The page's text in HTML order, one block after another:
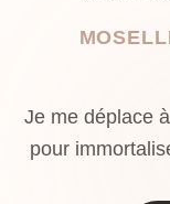
Je me déplace
pour